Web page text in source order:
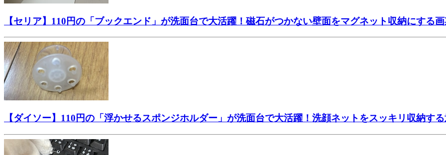
【セリア】110円の「ブックエンド」が洗面台で大活躍！磁石がつかない壁面をマグネット収納にする
【ダイソー】110円の「浮かせるスポンジホルダー」が洗面台で大活躍！洗顔ネットをスッキリ収納す